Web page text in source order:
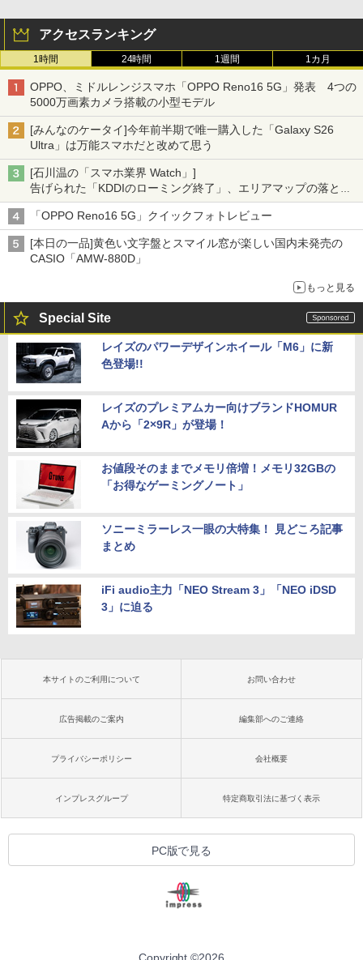
アクセスランキング
1時間 24時間 1週間 1カ月
OPPO、ミドルレンジスマホ「OPPO Reno16 5G」発表 4つの
5000万画素カメラ搭載の小型モデル
[みんなのケータイ]今年前半期で唯一購入した「Galaxy S26
Ultra」は万能スマホだと改めて思う
[石川温の「スマホ業界 Watch」]
告げられた「KDDIのローミング終了」、エリアマップの落とし
穴と楽天モバイルの課題
「OPPO Reno16 5G」クイックフォトレビュー
[本日の一品]黄色い文字盤とスマイル窓が楽しい国内未発売の
CASIO「AMW-880D」
もっと見る
Special Site
レイズのパワーデザインホイール「M6」に新
色登場!!
レイズのプレミアムカー向けブランドHOMUR
Aから「2×9R」が登場！
お値段そのままでメモリ倍増！メモリ32GBの
「お得なゲーミングノート」
ソニーミラーレス一眼の大特集！ 見どころ記事
まとめ
iFi audio主力「NEO Stream 3」「NEO iDSD
3」に迫る
本サイトのご利用について お問い合わせ
広告掲載のご案内 編集部へのご連絡
プライバシーポリシー 会社概要
インプレスグループ 特定商取引法に基づく表示
PC版で見る
Copyright ©2026